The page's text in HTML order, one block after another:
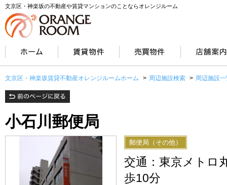
文京区・神楽坂の不動産や賃貸マンションのことならオレンジルーム
文京区・神楽坂賃貸不動産オレンジルームホーム > 周辺施設検索 > 周辺施設
小石川郵便局
郵便局（その他）
交通：東京メトロ
歩10分